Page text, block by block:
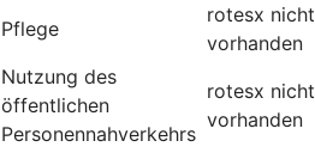
Pflege
rotesx nicht
vorhanden
Nutzung des
öffentlichen
Personennahverkehrs
rotesx nicht
vorhanden